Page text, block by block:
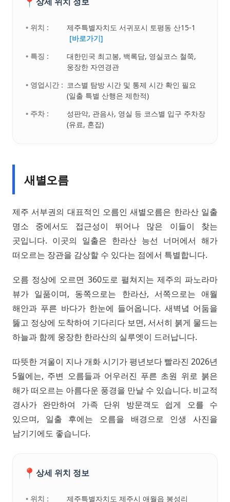
• 위치 :
제주특별자치도 서귀포시 토평동 산15-1
[바로가기]
• 특징 :
대한민국 최고봉, 백록담, 영실코스 철쭉,
웅장한 자연경관
• 영업시간 : 코스별 탐방 시간 및 통제 시간 확인 필요
(일출 특별 산행은 제한적)
• 주차 :
성판악, 관음사, 영실 등 코스별 입구 주차장
(유료, 혼잡)
새별오름
제주 서부권의 대표적인 오름인 새별오름은 한라산 일출
명소 중에서도 접근성이 뛰어나 많은 이들이 찾는
곳입니다. 이곳의 일출은 한라산 능선 너머에서 해가
떠오르는 장관을 감상할 수 있다는 점에서 특별합니다.
오름 정상에 오르면 360도로 펼쳐지는 제주의 파노라마
뷰가 일품이며, 동쪽으로는 한라산, 서쪽으로는 애월
해안과 푸른 바다가 한눈에 들어옵니다. 새벽녘 어둠을
뚫고 정상에 도착하여 기다리다 보면, 서서히 붉게 물드는
하늘과 함께 웅장한 한라산의 실루엣이 드러납니다.
따뜻한 겨울이 지나 개화 시기가 평년보다 빨라진 2026년
5월에는, 주변 오름들과 어우러진 푸른 초원 위로 붉은
해가 떠오르는 아름다운 풍경을 만날 수 있습니다. 비교적
경사가 완만하여 가족 단위 방문객도 쉽게 오를 수
있으며, 일출 후에는 오름을 배경으로 인생 사진을
남기기에도 좋습니다.
📍 상세 위치 정보
• 위치 :
제주특별자치도 제주시 애월읍 봉성리